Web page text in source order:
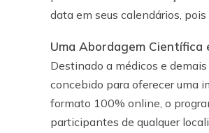
data em seus calendários,
Uma Abordagem Científica
Destinado a médicos e
concebido para oferecer uma
formato 100% online, o
participantes de qualquer